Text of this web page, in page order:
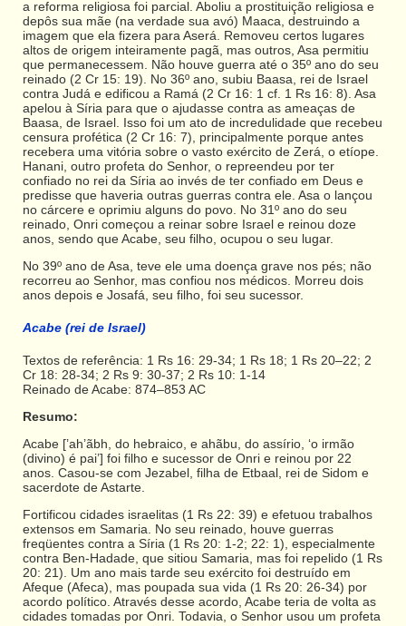
a reforma religiosa foi parcial. Aboliu a prostituição religiosa e
depôs sua mãe (na verdade sua avó) Maaca, destruindo a
imagem que ela fizera para Aserá. Removeu certos lugares
altos de origem inteiramente pagã, mas outros, Asa permitiu
que permanecessem. Não houve guerra até o 35º ano do seu
reinado (2 Cr 15: 19). No 36º ano, subiu Baasa, rei de Israel
contra Judá e edificou a Ramá (2 Cr 16: 1 cf. 1 Rs 16: 8). Asa
apelou à Síria para que o ajudasse contra as ameaças de
Baasa, de Israel. Isso foi um ato de incredulidade que recebeu
censura profética (2 Cr 16: 7), principalmente porque antes
recebera uma vitória sobre o vasto exército de Zerá, o etíope.
Hanani, outro profeta do Senhor, o repreendeu por ter
confiado no rei da Síria ao invés de ter confiado em Deus e
predisse que haveria outras guerras contra ele. Asa o lançou
no cárcere e oprimiu alguns do povo. No 31º ano do seu
reinado, Onri começou a reinar sobre Israel e reinou doze
anos, sendo que Acabe, seu filho, ocupou o seu lugar.
No 39º ano de Asa, teve ele uma doença grave nos pés; não
recorreu ao Senhor, mas confiou nos médicos. Morreu dois
anos depois e Josafá, seu filho, foi seu sucessor.
Acabe (rei de Israel)
Textos de referência: 1 Rs 16: 29-34; 1 Rs 18; 1 Rs 20–22; 2
Cr 18: 28-34; 2 Rs 9: 30-37; 2 Rs 10: 1-14
Reinado de Acabe: 874–853 AC
Resumo:
Acabe [’ah’ãbh, do hebraico, e ahãbu, do assírio, ‘o irmão
(divino) é pai’] foi filho e sucessor de Onri e reinou por 22
anos. Casou-se com Jezabel, filha de Etbaal, rei de Sidom e
sacerdote de Astarte.
Fortificou cidades israelitas (1 Rs 22: 39) e efetuou trabalhos
extensos em Samaria. No seu reinado, houve guerras
freqüentes contra a Síria (1 Rs 20: 1-2; 22: 1), especialmente
contra Ben-Hadade, que sitiou Samaria, mas foi repelido (1 Rs
20: 21). Um ano mais tarde seu exército foi destruído em
Afeque (Afeca), mas poupada sua vida (1 Rs 20: 26-34) por
acordo político. Através desse acordo, Acabe teria de volta as
cidades tomadas por Onri. Todavia, o Senhor usou um profeta